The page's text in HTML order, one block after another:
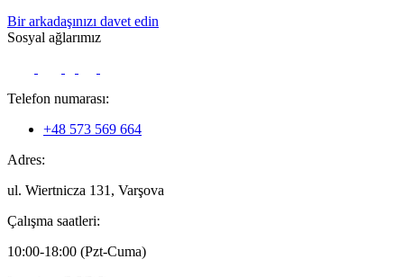
Bir arkadaşınızı davet edin
Sosyal ağlarımız
Telefon numarası:
+48 573 569 664
Adres:
ul. Wiertnicza 131, Varşova
Çalışma saatleri:
10:00-18:00 (Pzt-Cuma)